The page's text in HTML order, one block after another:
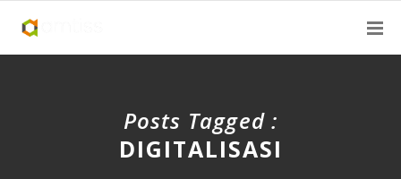
Posts Tagged :
DIGITALISASI